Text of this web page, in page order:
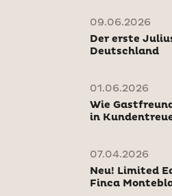
09.06.2026
Der erste
Deutschland
01.06.2026
Wie
in
07.04.2026
Neu! Limited
Finca